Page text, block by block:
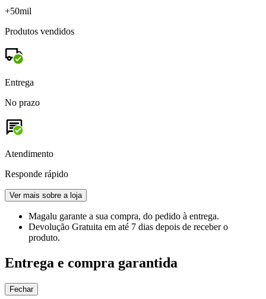
+50mil
Produtos vendidos
Entrega
No prazo
Atendimento
Responde rápido
Ver mais sobre a loja
Magalu garante a sua compra, do pedido à entrega.
Devolução Gratuita em até 7 dias depois de receber o
produto.
Entrega e compra garantida
Fechar